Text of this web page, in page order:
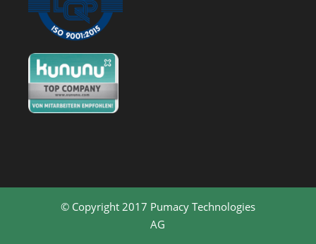
© Copyright 2017 Pumacy Technologies
AG